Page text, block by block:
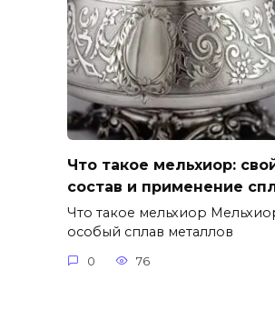
Что такое мельхиор:
состав и применение
Что такое мельхиор
особый сплав металлов
0 76